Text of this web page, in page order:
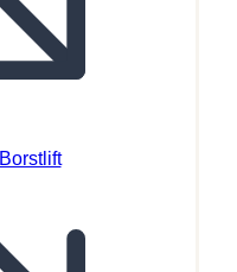
Borstlift